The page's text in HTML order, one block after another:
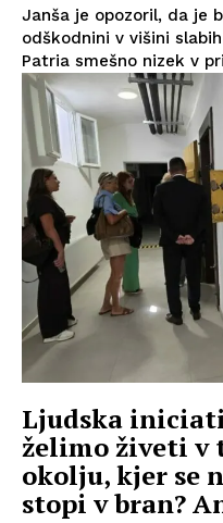
Janša je opozoril, da je
odškodnini v višini
Patria smešno nizek v
Ljudska
želimo živeti v
okolju, kjer se
stopi v bran?